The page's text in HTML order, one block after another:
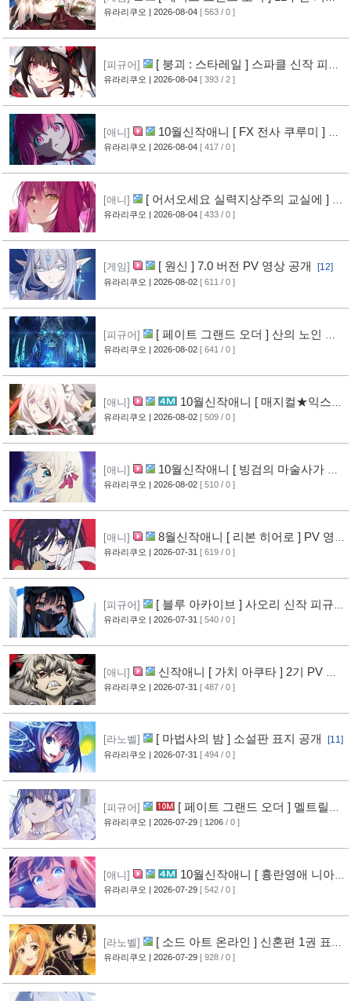
영상 공개
[7]
유라리쿠오 | 2026-08-04 [ 563 / 0 ]
[피규어]
[ 붕괴 : 스타레일 ] 스파클 신작 피규
어 공개
[4]
유라리쿠오 | 2026-08-04 [ 393 / 2 ]
[애니]
10월신작애니 [ FX 전사 쿠루미 ] PV
영상 공개
[5]
유라리쿠오 | 2026-08-04 [ 417 / 0 ]
[애니]
[ 어서오세요 실력지상주의 교실에 ] 블
루레이 VOL.2 표지 공개 [6]
유라리쿠오 | 2026-08-04 [ 433 / 0 ]
[게임] [ 원신 ] 7.0 버전 PV 영상 공개 [12]
유라리쿠오 | 2026-08-02 [ 611 / 0 ]
[피규어]
[ 페이트 그랜드 오더 ] 산의 노인 신
작 피규어 공개 [16]
유라리쿠오 | 2026-08-02 [ 641 / 0 ]
[애니]
10월신작애니 [ 매지컬★익스플
로러 ] PV 영상 공개 [11]
유라리쿠오 | 2026-08-02 [ 509 / 0 ]
[애니]
10월신작애니 [ 빙검의 마술사가 세
계를 다스린다 ] 2기 PV 영상 공개
유라리쿠오 | 2026-08-02 [ 510 / 0 ]
[애니]
8월신작애니 [ 리본 히어로 ] PV 영
상 공개
[11]
유라리쿠오 | 2026-07-31 [ 619 / 0 ]
[피규어]
[ 블루 아카이브 ] 사오리 신작 피규어
공개 [10]
유라리쿠오 | 2026-07-31 [ 540 / 0 ]
[애니]
신작애니 [ 가치 아쿠타 ] 2기 PV 영
상 공개
[13]
유라리쿠오 | 2026-07-31 [ 487 / 0 ]
[라노벨] [ 마법사의 밤 ] 소설판 표지 공개 [11]
유라리쿠오 | 2026-07-31 [ 494 / 0 ]
[피규어]
[ 페이트 그랜드 오더 ] 멜트릴리
스 신작 피규어 공개 [12]
유라리쿠오 | 2026-07-29 [ 1206 / 0 ]
[애니]
10월신작애니 [ 흉란영애 니아
리스톤 ] PV 영상 공개 [13]
유라리쿠오 | 2026-07-29 [ 542 / 0 ]
[라노벨]
[ 소드 아트 온라인 ] 신혼편 1권 표지
공개 [16]
유라리쿠오 | 2026-07-29 [ 928 / 0 ]